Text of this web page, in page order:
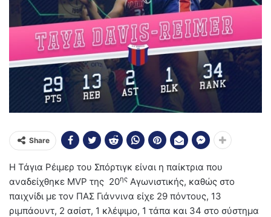
Share
Η Τάγια Ρέιμερ του Σπόρτιγκ είναι η παίκτρια που
αναδείχθηκε MVP της 20ης Αγωνιστικής, καθώς στο
παιχνίδι με τον ΠΑΣ Γιάννινα είχε 29 πόντους, 13
ριμπάουντ, 2 ασίστ, 1 κλέψιμο, 1 τάπα και 34 στο σύστημα